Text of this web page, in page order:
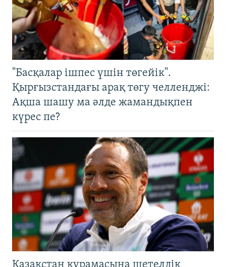
"Басқалар ішпес үшін төгейік".
Қырғызстандағы арақ төгу челленджі:
Ақша шашу ма әлде жамандықпен
күрес пе?